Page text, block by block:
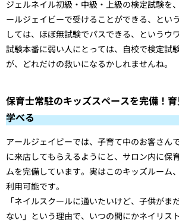
ジェルネイル初級・中級・上級の検定試験を
ールジェイビーで受けることができる、とい
しては、ほぼ無試験でパスできる、というウ
試験本番に弱い人にとっては、自校で検定試
が、どれだけの救いになるかしれませんね。
保育士常駐のキッズスペースを完備！
学べる
アールジェイビーでは、子育て中のお客さん
に来店してもらえるようにと、サロン内に保
ムを完備しています。実はこのキッズルーム
利用可能です。
「ネイルスクールに通いたいけど、子供がま
ない」という理由で、いつの間にかネイリス